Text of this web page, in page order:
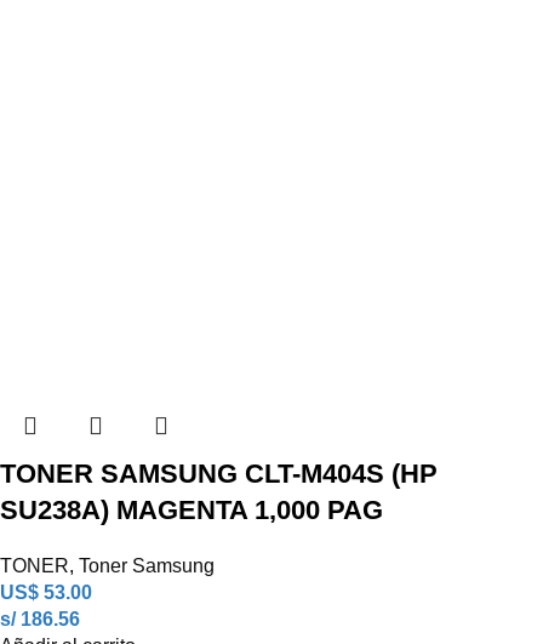
TONER SAMSUNG CLT-M404S (HP
SU238A) MAGENTA 1,000 PAG
TONER, Toner Samsung
US$ 53.00
s/ 186.56